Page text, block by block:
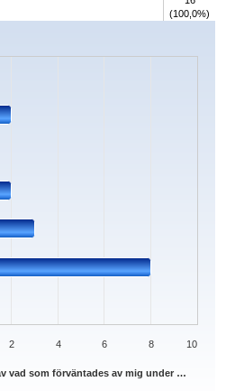
(100,0%)
vad som förväntades av mig under …
2 4 6 8 10